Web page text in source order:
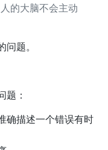
的大脑不会主动
题。
题：
确描述一个错误有时